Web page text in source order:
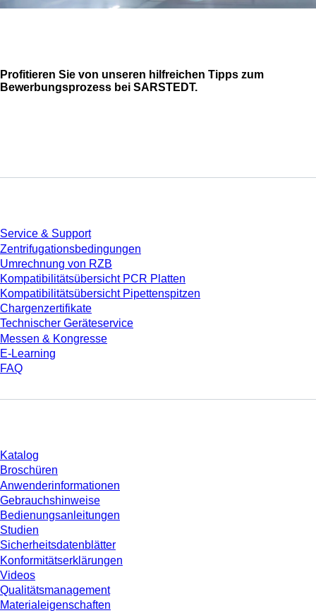
Profitieren Sie von unseren hilfreichen Tipps zum
Bewerbungsprozess bei SARSTEDT.
Service & Support
Zentrifugationsbedingungen
Umrechnung von RZB
Kompatibilitätsübersicht PCR Platten
Kompatibilitätsübersicht Pipettenspitzen
Chargenzertifikate
Technischer Geräteservice
Messen & Kongresse
E-Learning
FAQ
Katalog
Broschüren
Anwenderinformationen
Gebrauchshinweise
Bedienungsanleitungen
Studien
Sicherheitsdatenblätter
Konformitätserklärungen
Videos
Qualitätsmanagement
Materialeigenschaften